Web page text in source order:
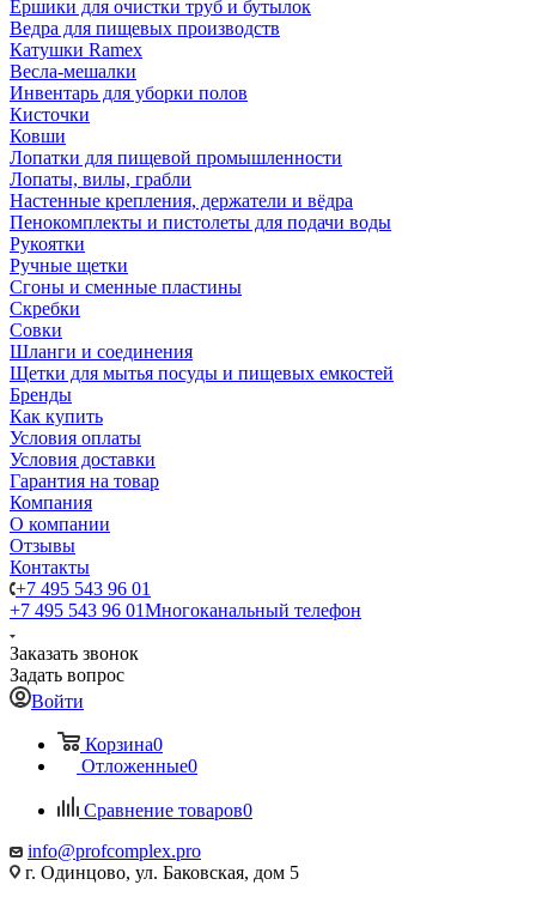
Ершики для очистки труб и бутылок
Ведра для пищевых производств
Катушки Ramex
Весла-мешалки
Инвентарь для уборки полов
Кисточки
Ковши
Лопатки для пищевой промышленности
Лопаты, вилы, грабли
Настенные крепления, держатели и вёдра
Пенокомплекты и пистолеты для подачи воды
Рукоятки
Ручные щетки
Сгоны и сменные пластины
Скребки
Совки
Шланги и соединения
Щетки для мытья посуды и пищевых емкостей
Бренды
Как купить
Условия оплаты
Условия доставки
Гарантия на товар
Компания
О компании
Отзывы
Контакты
+7 495 543 96 01
+7 495 543 96 01Многоканальный телефон
Заказать звонок
Задать вопрос
Войти
Корзина0
Отложенные0
Сравнение товаров0
info@profcomplex.pro
г. Одинцово, ул. Баковская, дом 5